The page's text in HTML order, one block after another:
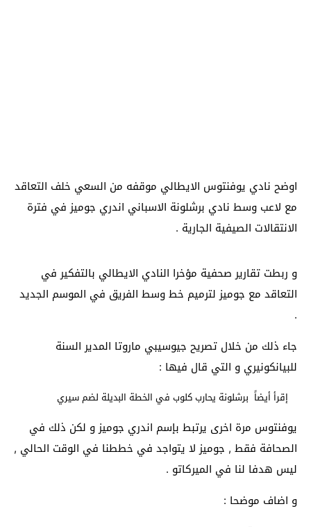
اوضح نادي يوفنتوس الايطالي موقفه من السعي خلف التعاقد
مع لاعب وسط نادي برشلونة الاسباني اندري جوميز في فترة
الانتقالات الصيفية الجارية .
و ربطت تقارير صحفية مؤخرا النادي الايطالي بالتفكير في
التعاقد مع جوميز لترميم خط وسط الفريق في الموسم الجديد
.
جاء ذلك من خلال تصريح جيوسيبي ماروتا المدير السنة
للبيانكونيري و التي قال فيها :
إقرأ أيضاً برشلونة يحارب كلوب في الخطة البديلة لضم سيري
يوفنتوس مرة اخرى يرتبط بإسم اندري جوميز و لكن ذلك في
الصحافة فقط , جوميز لا يتواجد في خططنا في الوقت الحالي ,
ليس هدفا لنا في الميركاتو .
و اضاف موضحا :